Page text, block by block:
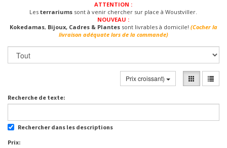
ATTENTION :
Lesterrariums sont à venir chercher sur place à Woustviller.
NOUVEAU :
Kokedamas, Bijoux, Cadres & Plantessont livrables à domicile! (Cocher la
livraison adéquate lors de la commande)
Prix croissant)
Recherche de texte:
Rechercher dans les descriptions
Prix: